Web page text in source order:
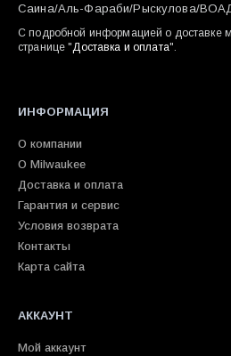
Саина/Аль-Фараби/Рыскулова/
С подробной информацией о доставке
странице " Доставка и оплата".
ИНФОРМАЦИЯ
О компании
О Milwaukee
Доставка и оплата
Гарантия и сервис
Условия возврата
Контакты
Карта сайта
АККАУНТ
Мой аккаунт